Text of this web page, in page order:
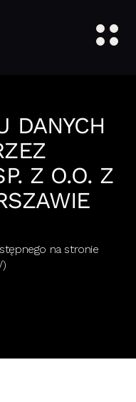
DANYCH
Z O.O. Z
na stronie